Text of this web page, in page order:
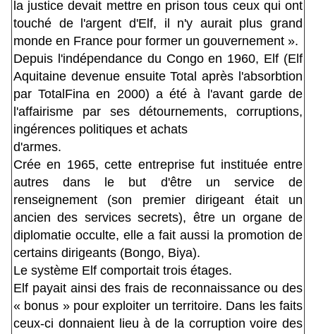
la justice devait mettre en prison tous ceux qui ont
touché de l'argent d'Elf, il n'y aurait plus grand
monde en France pour former un gouvernement ».
Depuis l'indépendance du Congo en 1960, Elf (Elf
Aquitaine devenue ensuite Total après l'absorbtion
par TotalFina en 2000) a été à l'avant garde de
l'affairisme par ses détournements, corruptions,
ingérences politiques et achats
d'armes.
Crée en 1965, cette entreprise fut instituée entre
autres dans le but d'être un service de
renseignement (son premier dirigeant était un
ancien des services secrets), être un organe de
diplomatie occulte, elle a fait aussi la promotion de
certains dirigeants (Bongo, Biya).
Le système Elf comportait trois étages.
Elf payait ainsi des frais de reconnaissance ou des
« bonus » pour exploiter un territoire. Dans les faits
ceux-ci donnaient lieu à de la corruption voire des